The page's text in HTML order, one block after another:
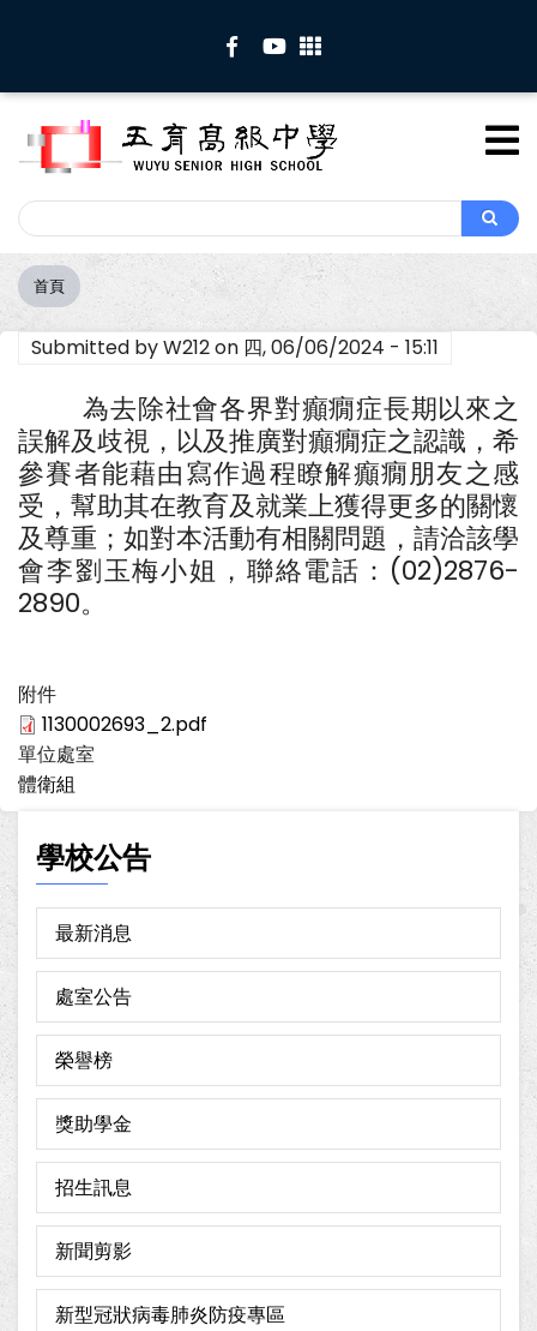
內
Search
Search
導
航
連
首頁
Submitted byW212on 四, 06/06/2024 - 15:11
為去除社會各界對癲癇症長期以來之
誤解及歧視，以及推廣對癲癇症之認識，希
參賽者能藉由寫作過程瞭解癲癇朋友之感
受，幫助其在教育及就業上獲得更多的關懷
及尊重；如對本活動有相關問題，請洽該學
會李劉玉梅小姐，聯絡電話：(02)2876-
2890。
附件
1130002693_2.pdf
單位處室
體衛組
學校公告
最新消息
處室公告
榮譽榜
獎助學金
招生訊息
新聞剪影
新型冠狀病毒肺炎防疫專區